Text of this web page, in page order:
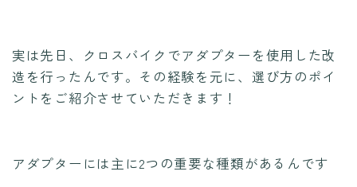
実は先日、クロスバイクでアダプターを使用した改
造を行ったんです。その経験を元に、選び方のポイ
ントをご紹介させていただきます！
アダプターには主に2つの重要な種類があるんです